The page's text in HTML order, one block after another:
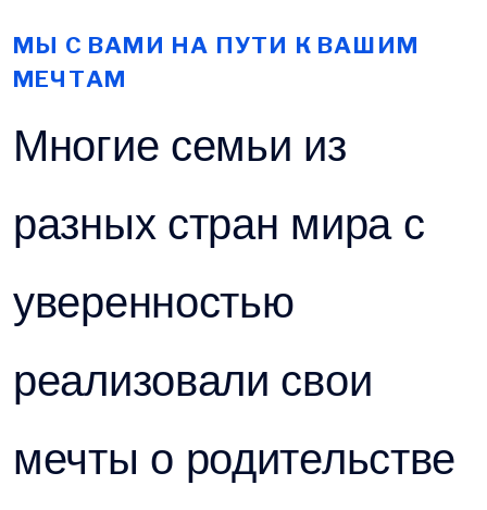
МЫ С ВАМИ НА ПУТИ К ВАШИМ
МЕЧТАМ
Многие семьи из
разных стран мира с
уверенностью
реализовали свои
мечты о родительстве